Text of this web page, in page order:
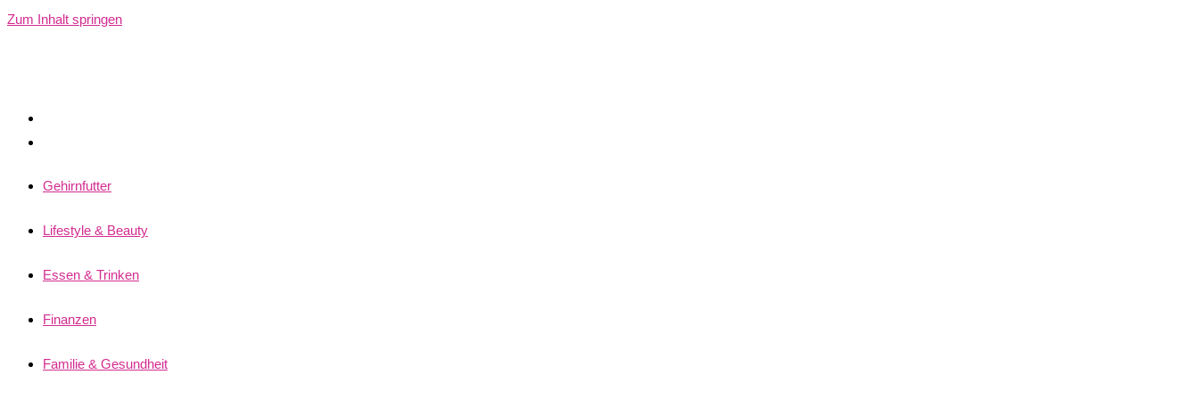
Zum Inhalt springen
Gehirnfutter
Lifestyle & Beauty
Essen & Trinken
Finanzen
Familie & Gesundheit